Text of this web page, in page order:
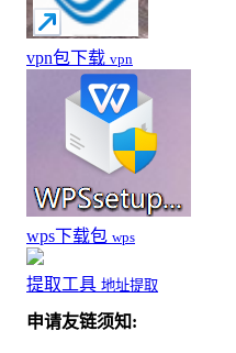
vpn包下载 vpn
wps下载包 wps
提取工具 地址提取
申请友链须知: